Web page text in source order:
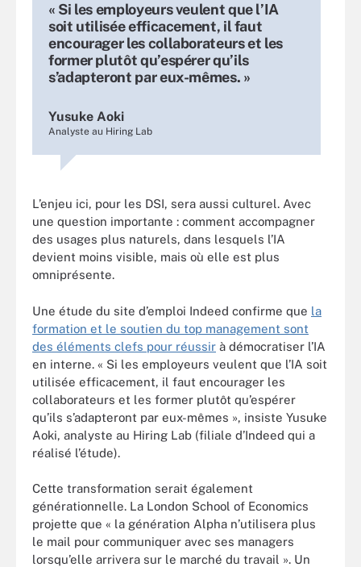
« Si les employeurs veulent que l’IA
soit utilisée efficacement, il faut
encourager les collaborateurs et les
former plutôt qu’espérer qu’ils
s’adapteront par eux-mêmes. »
Yusuke Aoki
Analyste au Hiring Lab
L’enjeu ici, pour les DSI, sera aussi culturel. Avec
une question importante : comment accompagner
des usages plus naturels, dans lesquels l’IA
devient moins visible, mais où elle est plus
omniprésente.
Une étude du site d’emploi Indeed confirme que la
formation et le soutien du top management sont
des éléments clefs pour réussir à démocratiser l’IA
en interne. « Si les employeurs veulent que l’IA soit
utilisée efficacement, il faut encourager les
collaborateurs et les former plutôt qu’espérer
qu’ils s’adapteront par eux-mêmes », insiste Yusuke
Aoki, analyste au Hiring Lab (filiale d’Indeed qui a
réalisé l’étude).
Cette transformation serait également
générationnelle. La London School of Economics
projette que « la génération Alpha n’utilisera plus
le mail pour communiquer avec ses managers
lorsqu’elle arrivera sur le marché du travail ». Un